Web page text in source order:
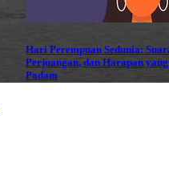
Hari Perempuan Sedunia:
Perjuangan, dan Harapan
Padam